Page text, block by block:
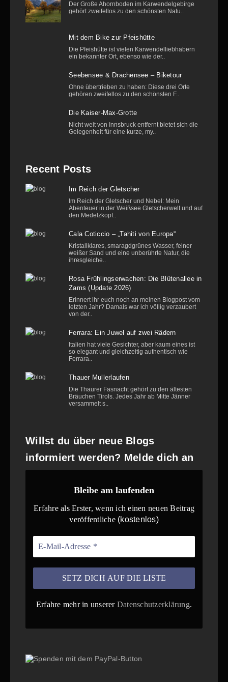
Der Große Ahornboden im Karwendelgebirge
gehört zweifellos zu den schönsten Natu..
Mit dem Bike zur Pfeishütte
Die Pfeishütte ist vielen Karwendelliebhabern
ein bekannter Ort, ebenso wie der..
Seebensee & Drachensee – Biketour
Ohne übertrieben zu haben: Diese drei Orte
gehören zweifellos zu den schönsten F..
Die Kaiser-Max-Grotte
Nicht weit von Innsbruck entfernt bietet sich die
Gelegenheit für eine kurze, my..
Recent Posts
Im Reich der Gletscher
Im Reich der Gletscher und Nebel: Mein
Abenteuer in der Weißsee Gletscherwelt und auf
den Medelzkopf..
Cala Coticcio – „Tahiti von Europa“
Kristallklares, smaragdgrünes Wasser, feiner
weißer Sand und eine unberührte Natur, die
ihresgleiche..
Rosa Frühlingserwachen: Die Blütenallee in
Zams (Update 2026)
Erinnert ihr euch noch an meinen Blogpost vom
letzten Jahr? Damals war ich völlig verzaubert
von der..
Ferrara: Ein Juwel auf zwei Rädern
Italien hat viele Gesichter, aber kaum eines ist
so elegant und gleichzeitig authentisch wie
Ferrara..
Thauer Mullerlaufen
Die Thaurer Fasnacht gehört zu den ältesten
Bräuchen Tirols. Jedes Jahr ab Mitte Jänner
versammelt s..
Willst du über neue Blogs
informiert werden? Melde dich an
Bleibe am laufenden
Erfahre als Erster, wenn ich einen neuen Beitrag
veröffentliche(kostenlos)
Erfahre mehr in unserer Datenschutzerklärung.